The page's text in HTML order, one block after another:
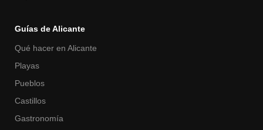
Guías de Alicante
Qué hacer en Alicante
Playas
Pueblos
Castillos
Gastronomía